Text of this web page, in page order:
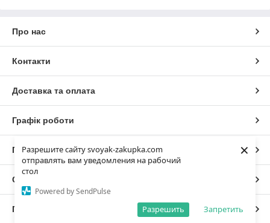
Разрешите сайту svoyak-zakupka.com
отправлять вам уведомления на рабочий
стол
Powered by SendPulse
Запретить
Разрешить
×
Про нас
Контакти
Доставка та оплата
Графік роботи
Повна версія сайту
Сайт створено на маркетплейсі
Політика конфіденційності